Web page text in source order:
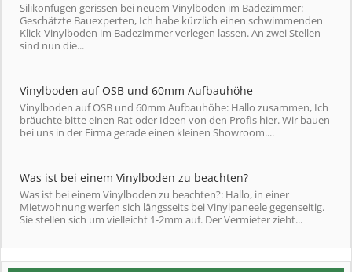
Silikonfugen gerissen bei neuem Vinylboden im Badezimmer:
Geschätzte Bauexperten, Ich habe kürzlich einen schwimmenden
Klick-Vinylboden im Badezimmer verlegen lassen. An zwei Stellen
sind nun die...
Vinylboden auf OSB und 60mm Aufbauhöhe
Vinylboden auf OSB und 60mm Aufbauhöhe: Hallo zusammen, Ich
bräuchte bitte einen Rat oder Ideen von den Profis hier. Wir bauen
bei uns in der Firma gerade einen kleinen Showroom....
Was ist bei einem Vinylboden zu beachten?
Was ist bei einem Vinylboden zu beachten?: Hallo, in einer
Mietwohnung werfen sich längsseits bei Vinylpaneele gegenseitig.
Sie stellen sich um vielleicht 1-2mm auf. Der Vermieter zieht...